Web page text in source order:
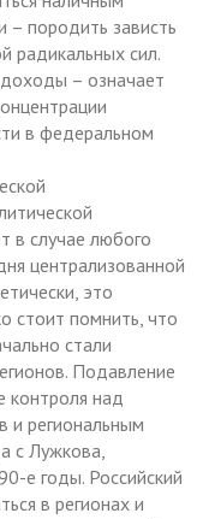
– породить зависть
радикальных сил.
– означает
в федеральном
в случае любого
централизованной
это
стоит помнить, что
стали
Подавление
контроля над
и региональным
с Лужкова,
е годы. Российский
в регионах и